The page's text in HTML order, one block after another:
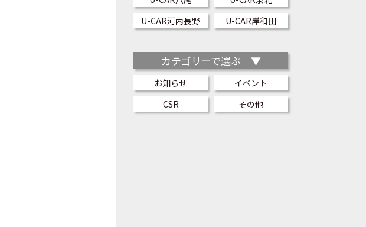
U-CAR河内長野
U-CAR岸和田
カテゴリーで選ぶ ▼
お知らせ
イベント
CSR
その他